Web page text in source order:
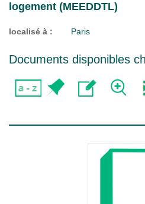
logement (MEEDDTL)
localisé à : Paris
Documents disponibles